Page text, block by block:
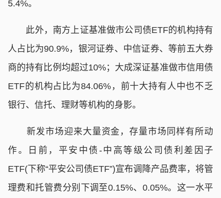
5.4%。
此外，南方上证基准做市公司债ETF的机构持有
人占比为90.9%，银河证券、中信证券、等前五大券
商的持有比例均超过10%；大成深证基准做市信用债
ETF的机构占比为84.06%，前十大持有人中也不乏
银行、信托、理财等机构的身影。
新发市场迎来大量资金，存量市场同样有所动
作。日前，平安中债-中高等级公司债利差因子
ETF(下称“平安公司债ETF”)宣布调降产品费率，将管
理费和托管费分别下调至0.15%、0.05%。这一水平